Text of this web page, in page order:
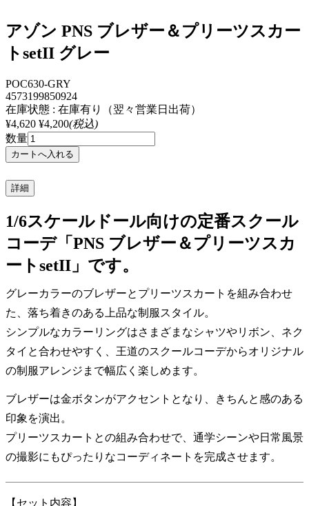
アゾン PNS ブレザー＆プリーツスカー
トsetII グレー
POC630-GRY
4573199850924
在庫状態 : 在庫有り（翌々営業日出荷）
¥4,620 ¥4,200(税込)
数量
詳細
1/6スケールドール向けの定番スクール
コーデ「PNS ブレザー＆プリーツスカ
ートsetII」です。
グレーカラーのブレザーとプリーツスカートを組み合わせ
た、落ち着きのある上品な制服スタイル。
シンプルなカラーリングはさまざまなシャツやリボン、ネク
タイと合わせやすく、王道のスクールコーデからオリジナル
の制服アレンジまで幅広く楽しめます。
ブレザーは金ボタンがアクセントとなり、きちんと感のある
印象を演出。
プリーツスカートとの組み合わせで、通学シーンや日常風景
の撮影にもぴったりなコーディネートを完成させます。
【セット内容】